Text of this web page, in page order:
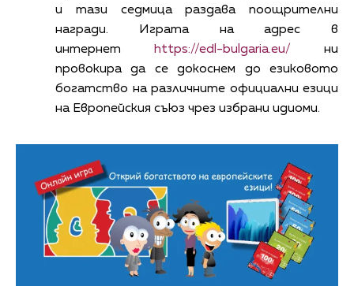
и тази седмица раздава поощрителни
награди. Играта на адрес в
интернет https://edl-bulgaria.eu/ ни
провокира да се докоснем до езиковото
богатство на различните официални езици
на Европейския съюз чрез избрани идиоми.